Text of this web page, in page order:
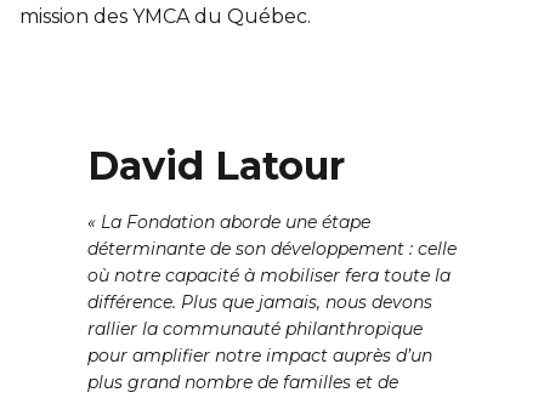
Trouver une Zone jeunesse
mission des YMCA du Québec.
David Latour
« La Fondation aborde une étape
déterminante de son développement : celle
où notre capacité à mobiliser fera toute la
différence. Plus que jamais, nous devons
rallier la communauté philanthropique
pour amplifier notre impact auprès d’un
plus grand nombre de familles et de